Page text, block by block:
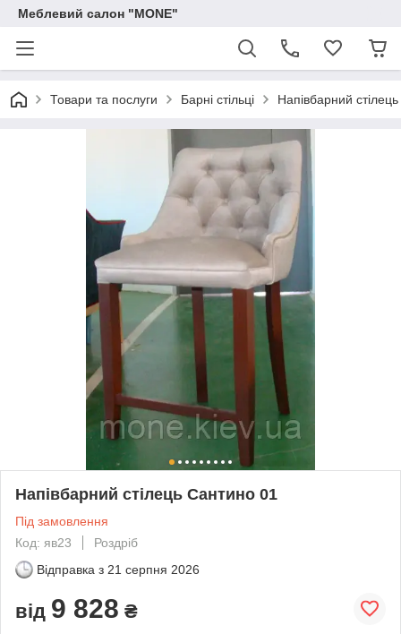
Меблевий салон "MONE"
Товари та послуги Барні стільці Напівбарний
Напівбарний стілець Сантино 01
Під замовлення
Код: яв23
Роздріб
Відправка з 21 серпня 2026
від 9 828 ₴